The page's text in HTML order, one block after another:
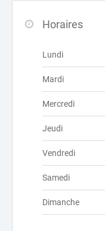
Horaires
Lundi
Mardi
Mercredi
Jeudi
Vendredi
Samedi
Dimanche